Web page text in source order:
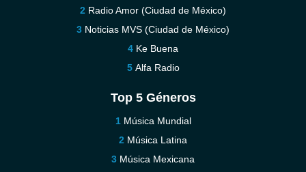
Radio Amor (Ciudad de México)
Noticias MVS (Ciudad de México)
Ke Buena
Alfa Radio
Top 5 Géneros
Música Mundial
Música Latina
Música Mexicana